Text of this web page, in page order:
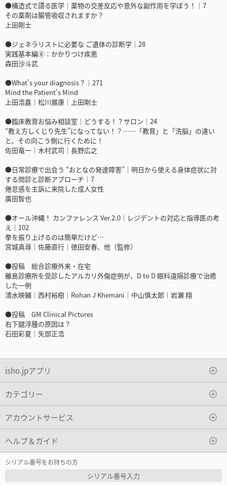
●構造式で語る医学｜薬物の交差反応や意外な副作用を学ぼう！｜7
その薬剤は腸管吸収されますか？
上田剛士
●ジェネラリストに必要な ご遺体の診断学｜28
実践基本編⑧：かかりつけ疾患
森田沙斗武
●What's your diagnosis？｜271
Mind the Patient's Mind
上田浩嘉｜松川展康｜上田剛士
●臨床教育お悩み相談室｜どうする！？サロン｜24
“教え方しくじり先生”になってない！？──「教育」と「洗脳」の違い
と、その向こう側に行くために！
佐田竜一｜木村武司｜長野広之
●日常診療で出会う “おとなの発達障害”｜明日から使える身体症状に対
する問診と診断アプローチ｜7
倦怠感を主訴に来院した成人女性
廣田智也
●オール沖縄！ カンファレンス Ver.2.0｜レジデントの対応と指導医の考
え｜102
拳を振り上げるのは簡単だけど…
宮城真尋｜佐藤直行｜徳田安春、他（監修）
●投稿 総合診療外来・在宅
離島診療所を受診したアルカリ外傷症例が、D to D 眼科遠隔診療で治癒
した一例
清水映輔｜西村裕樹｜Rohan J Khemani｜中山慎太郎｜岩瀬 翔
●投稿 GM Clinical Pictures
右下腿浮腫の原因は？
石田彩夏｜矢部正浩
isho.jpアプリ
カテゴリー
アカウントサービス
ヘルプ＆ガイド
シリアル番号をお持ちの方
シリアル番号入力